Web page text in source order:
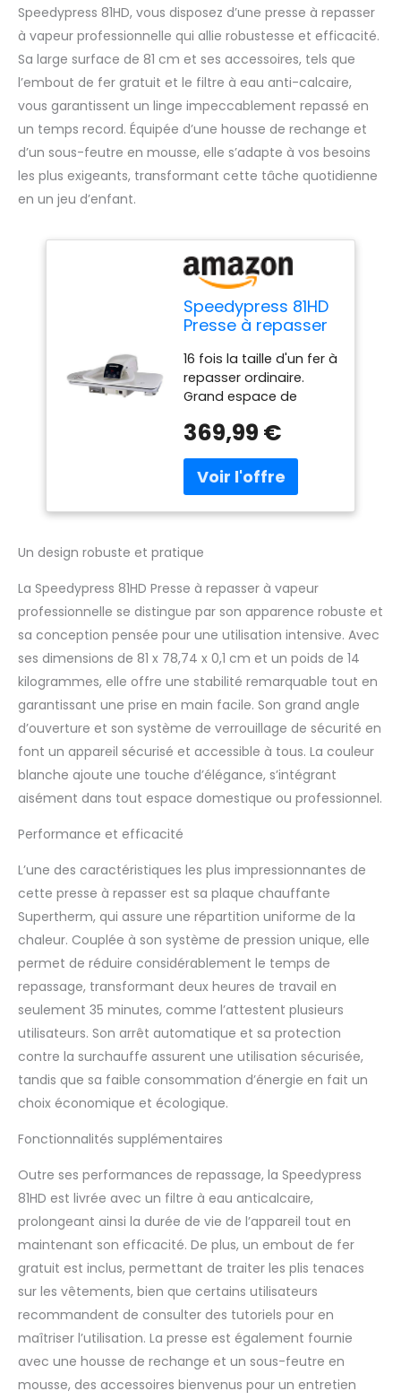
Speedypress 81HD, vous disposez d’une presse à repasser
à vapeur professionnelle qui allie robustesse et efficacité.
Sa large surface de 81 cm et ses accessoires, tels que
l’embout de fer gratuit et le filtre à eau anti-calcaire,
vous garantissent un linge impeccablement repassé en
un temps record. Équipée d’une housse de rechange et
d’un sous-feutre en mousse, elle s’adapte à vos besoins
les plus exigeants, transformant cette tâche quotidienne
en un jeu d’enfant.
Speedypress 81HD
Presse à repasser
professionnelle
ultra résistante
Blanc 81 cm (+
embout de fer
gratuit, filtre à eau
anti-calcaire,
housse de
rechange et sous-
feutre en mousse)
16 fois la taille d'un fer à
repasser ordinaire.
Grand espace de
vêtements
repasser en téflon
Dimensions : 81 x 29,5
cm. Puissance : 2 200
Excellente performance
de repassage.
Convient pour un
compris les ménages
occupés qui font
beaucoup de
repassage, ainsi que
pour un usage
commercial léger.
Particulièrement
adapté pour les grands
articles tels que les
draps. Si vous repassez
de nombreux articles
considérer le modèle
91HD ou 101HD, car plus
la surface de la presse
est grande, plus le
repassage est rapide
Garantie de 24 mois
(usage domestique) /
commerciale), y
compris la livraison et
la collecte vers et
depuis votre domicile.
Excellent service après-
vente. Comprend une
fixation en fer intégrée
les petits plis (voir les
photos), ainsi qu'une
cartouche de filtre à
eau anti-calcaire, une
housse de rechange
(chiffon) et un sous-
feutre en mousse de
rechange (éponge de
fer). Speedypress,
basée au Royaume-
Uni, importe et fabrique
du matériel de
repassage depuis plus
369,99 €
Un design robuste et pratique
La Speedypress 81HD Presse à repasser à vapeur
professionnelle se distingue par son apparence robuste et
sa conception pensée pour une utilisation intensive. Avec
ses dimensions de 81 x 78,74 x 0,1 cm et un poids de 14
kilogrammes, elle offre une stabilité remarquable tout en
garantissant une prise en main facile. Son grand angle
d’ouverture et son système de verrouillage de sécurité en
font un appareil sécurisé et accessible à tous. La couleur
blanche ajoute une touche d’élégance, s’intégrant
aisément dans tout espace domestique ou professionnel.
Performance et efficacité
L’une des caractéristiques les plus impressionnantes de
cette presse à repasser est sa plaque chauffante
Supertherm, qui assure une répartition uniforme de la
chaleur. Couplée à son système de pression unique, elle
permet de réduire considérablement le temps de
repassage, transformant deux heures de travail en
seulement 35 minutes, comme l’attestent plusieurs
utilisateurs. Son arrêt automatique et sa protection
contre la surchauffe assurent une utilisation sécurisée,
tandis que sa faible consommation d’énergie en fait un
choix économique et écologique.
Fonctionnalités supplémentaires
Outre ses performances de repassage, la Speedypress
81HD est livrée avec un filtre à eau anticalcaire,
prolongeant ainsi la durée de vie de l’appareil tout en
maintenant son efficacité. De plus, un embout de fer
gratuit est inclus, permettant de traiter les plis tenaces
sur les vêtements, bien que certains utilisateurs
recommandent de consulter des tutoriels pour en
maîtriser l’utilisation. La presse est également fournie
avec une housse de rechange et un sous-feutre en
mousse, des accessoires bienvenus pour un entretien